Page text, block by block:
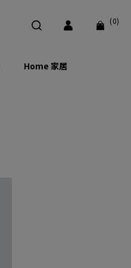
(0)
Home 家居